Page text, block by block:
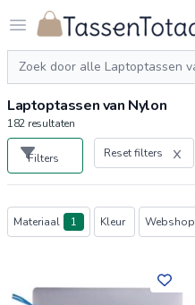
Open menu
Logo Tassentotaal.nl
Zoeken
Laptoptassen van Nylon
182 resultaten
Filters Reset filters
Producten
Materiaal 1 Kleur Webshop